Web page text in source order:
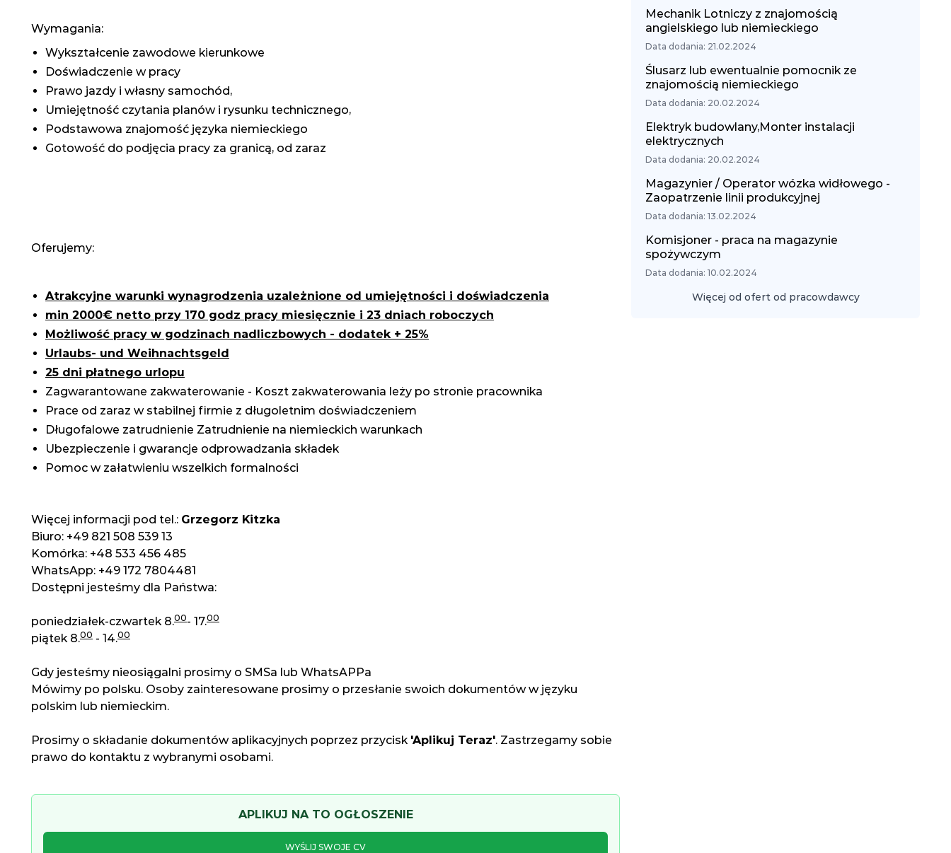
Wymagania:
Wykształcenie zawodowe kierunkowe
Doświadczenie w pracy
Prawo jazdy i własny samochód,
Umiejętność czytania planów i rysunku technicznego,
Podstawowa znajomość języka niemieckiego
Gotowość do podjęcia pracy za granicą, od zaraz
Oferujemy:
Atrakcyjne warunki wynagrodzenia uzależnione od umiejętności i doświadczenia
min 2000€ netto przy 170 godz pracy miesięcznie i 23 dniach roboczych
Możliwość pracy w godzinach nadliczbowych - dodatek + 25%
Urlaubs- und Weihnachtsgeld
25 dni płatnego urlopu
Zagwarantowane zakwaterowanie - Koszt zakwaterowania leży po stronie pracownika
Prace od zaraz w stabilnej firmie z długoletnim doświadczeniem
Długofalowe zatrudnienie Zatrudnienie na niemieckich warunkach
Ubezpieczenie i gwarancje odprowadzania składek
Pomoc w załatwieniu wszelkich formalności
Więcej informacji pod tel.: Grzegorz Kitzka
Biuro: +49 821 508 539 13
Komórka: +48 533 456 485
WhatsApp: +49 172 7804481
Dostępni jesteśmy dla Państwa:
poniedziałek-czwartek 8.00- 17.00
piątek 8.00 - 14.00
Gdy jesteśmy nieosiągalni prosimy o SMSa lub WhatsAPPa
Mówimy po polsku. Osoby zainteresowane prosimy o przesłanie swoich dokumentów w języku
polskim lub niemieckim.
Prosimy o składanie dokumentów aplikacyjnych poprzez przycisk 'Aplikuj Teraz'. Zastrzegamy sobie
prawo do kontaktu z wybranymi osobami.
APLIKUJ NA TO OGŁOSZENIE
WYŚLIJ SWOJE CV
Mechanik Lotniczy z znajomością
angielskiego lub niemieckiego
Data dodania: 21.02.2024
Ślusarz lub ewentualnie pomocnik ze
znajomością niemieckiego
Data dodania: 20.02.2024
Elektryk budowlany,Monter instalacji
elektrycznych
Data dodania: 20.02.2024
Magazynier / Operator wózka widłowego -
Zaopatrzenie linii produkcyjnej
Data dodania: 13.02.2024
Komisjoner - praca na magazynie
spożywczym
Data dodania: 10.02.2024
Więcej od ofert od pracowdawcy